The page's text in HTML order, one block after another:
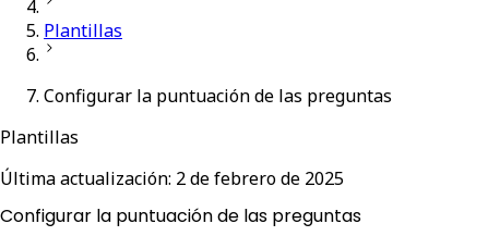
Plantillas
Configurar la puntuación de las preguntas
Plantillas
Última actualización: 2 de febrero de 2025
Configurar la puntuación de las preguntas